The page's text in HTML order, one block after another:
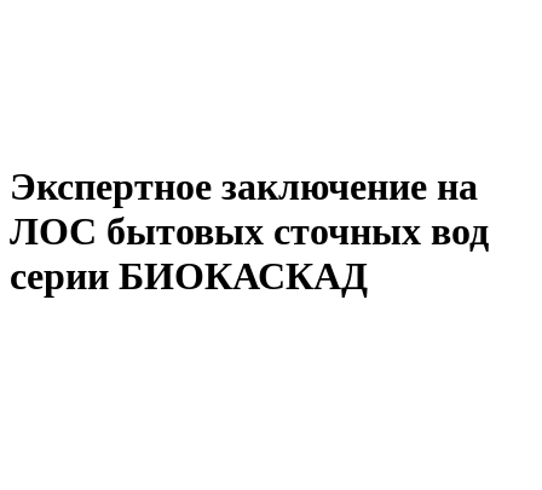
Экспертное заключение на
ЛОС бытовых сточных вод
серии БИОКАСКАД